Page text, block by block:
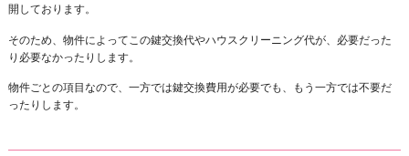
開しております。
そのため、物件によってこの鍵交換代やハウスクリーニング代が、必要だった
り必要なかったりします。
物件ごとの項目なので、一方では鍵交換費用が必要でも、もう一方では不要だ
ったりします。